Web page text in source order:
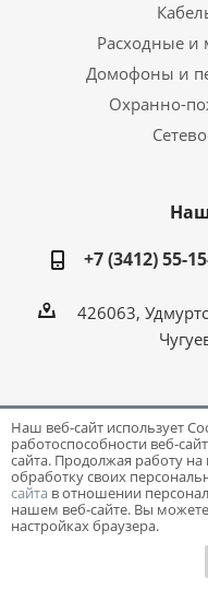
Расходные и
Домофоны и
Охранно-
+7 (3412) 55-
426063,
Разработка и
Наш веб-сайт использует
работоспособности веб-
сайта. Продолжая работу на
обработку своих
сайта в отношении
нашем веб-сайте. Вы
настройках браузера.